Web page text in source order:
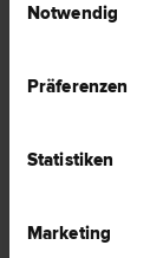
Notwendig
Präferenzen
Statistiken
Marketing
Schadenersatz-
6060 Hall/Tirol
1 Bewertung